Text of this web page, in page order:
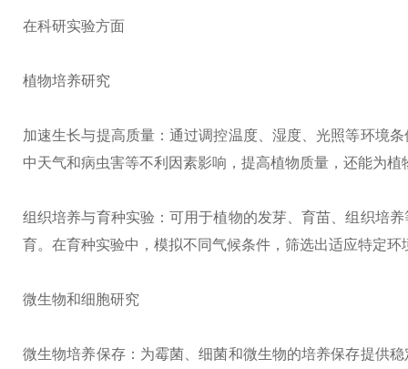
在科研实验方面
植物培养研究
加速生长与提高质量：通过调控温度、湿度、光照等环境
中天气和病虫害等不利因素影响，提高植物质量，还能为
组织培养与育种实验：可用于植物的发芽、育苗、组织培
育。在育种实验中，模拟不同气候条件，筛选出适应特定环
微生物和细胞研究
微生物培养保存：为霉菌、细菌和微生物的培养保存提供